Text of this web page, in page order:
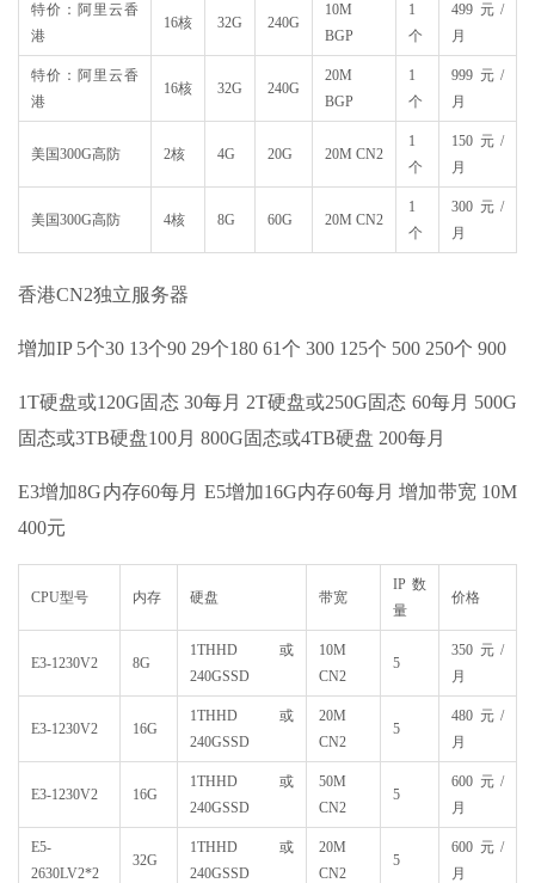
特价：阿里云香
港
16核 32G 240G
10M
BGP
1
个
499元/
月
特价：阿里云香
港
16核 32G 240G
20M
BGP
1
个
999元/
月
美国300G高防 2核 4G 20G 20M CN2
1
个
150元/
月
美国300G高防 4核 8G 60G 20M CN2
1
个
300元/
月
香港CN2独立服务器
增加IP 5个30 13个90 29个180 61个 300 125个 500 250个 900
1T硬盘或120G固态 30每月 2T硬盘或250G固态 60每月 500G
固态或3TB硬盘100月 800G固态或4TB硬盘 200每月
E3增加8G内存60每月 E5增加16G内存60每月 增加带宽 10M
400元
CPU型号 内存 硬盘 带宽
IP数
量
价格
E3-1230V2 8G
1THHD或
240GSSD
10M
CN2
5
350元/
月
E3-1230V2 16G
1THHD或
240GSSD
20M
CN2
5
480元/
月
E3-1230V2 16G
1THHD或
240GSSD
50M
CN2
5
600元/
月
E5-
2630LV2*2
32G
1THHD或
240GSSD
20M
CN2
5
600元/
月